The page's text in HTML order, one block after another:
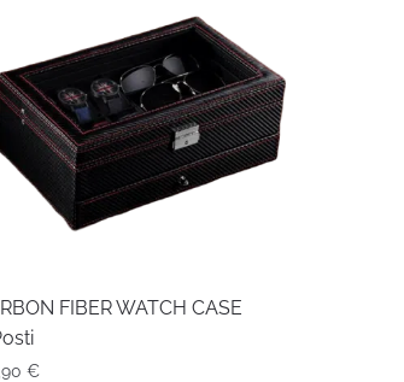
FIBER WATCH CASE
€